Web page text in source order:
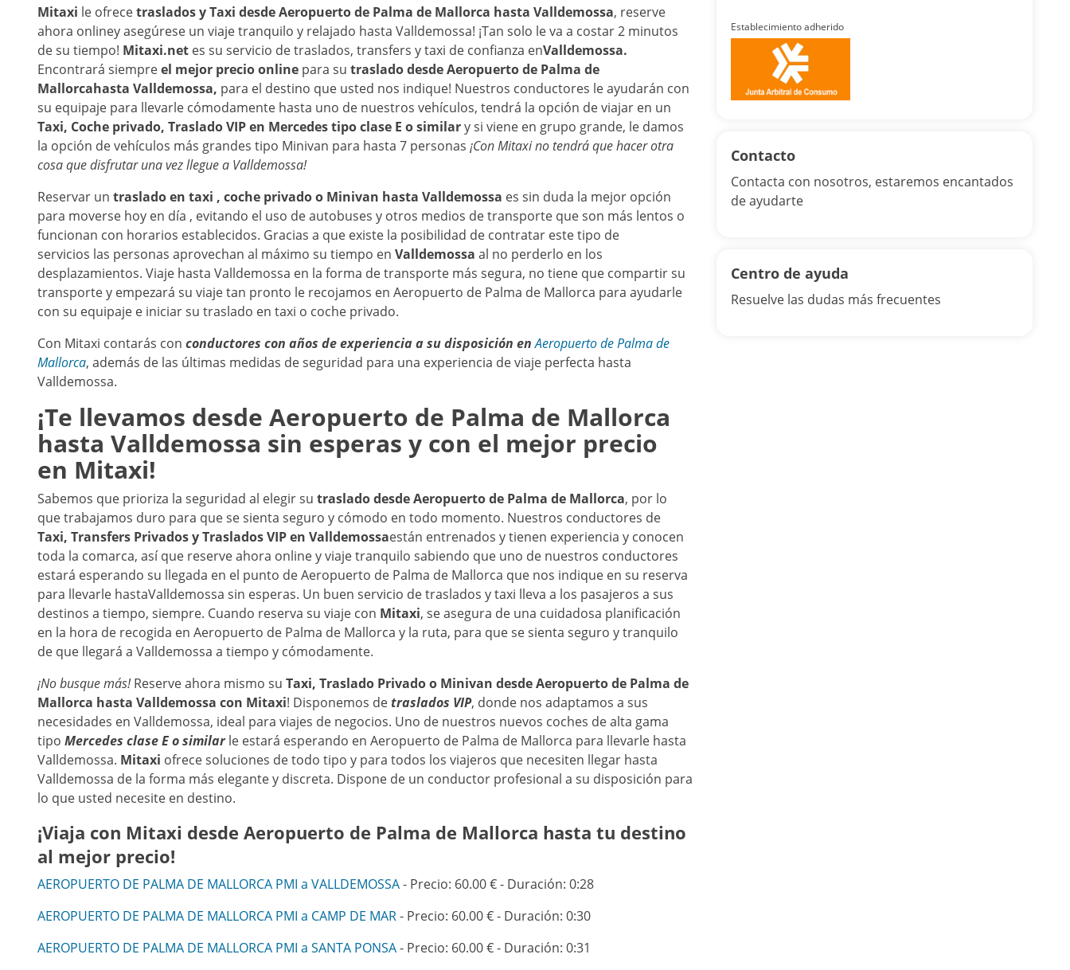
Mitaxi le ofrecetraslados y Taxi desdeAeropuerto de Palma de Mallorca hasta Valldemossa, reserve
ahora onliney asegúrese un viaje tranquilo y relajado hasta Valldemossa! ¡Tan solo le va a costar 2 minutos
de su tiempo! Mitaxi.net es su servicio de traslados, transfers y taxi de confianza enValldemossa.
Encontrará siempreel mejor precio online para su traslado desdeAeropuerto de Palma de
Mallorcahasta Valldemossa, para el destino que usted nos indique! Nuestros conductores le ayudarán con
su equipaje para llevarle cómodamente hasta uno de nuestros vehículos, tendrá la opción de viajar en un
Taxi, Coche privado, Traslado VIP en Mercedes tipo clase E o similary si viene en grupo grande, le damos
la opción de vehículos más grandes tipo Minivan para hasta 7 personas ¡Con Mitaxi no tendrá que hacer otra
cosa que disfrutar una vez llegue a Valldemossa!
Reservar un traslado en taxi , coche privado o Minivan hasta Valldemossa es sin duda la mejor opción
para moverse hoy en día , evitando el uso de autobuses y otros medios de transporte que son más lentos o
funcionan con horarios establecidos. Gracias a que existe la posibilidad de contratar este tipo de
servicios las personas aprovechan al máximo su tiempo en Valldemossa al no perderlo en los
desplazamientos. Viaje hasta Valldemossa en la forma de transporte más segura, no tiene que compartir su
transporte y empezará su viaje tan pronto le recojamos en Aeropuerto de Palma de Mallorca para ayudarle
con su equipaje e iniciar su traslado en taxi o coche privado.
Con Mitaxi contarás con conductores con años de experiencia a su disposición enAeropuerto de Palma de
Mallorca, además de las últimas medidas de seguridad para una experiencia de viaje perfecta hasta
Valldemossa.
¡Te llevamos desde Aeropuerto de Palma de Mallorca
hasta Valldemossa sin esperas y con el mejor precio
en Mitaxi!
Sabemos que prioriza la seguridad al elegir su traslado desdeAeropuerto de Palma de Mallorca, por lo
que trabajamos duro para que se sienta seguro y cómodo en todo momento. Nuestros conductores de
Taxi, Transfers Privados y Traslados VIP en Valldemossaestán entrenados y tienen experiencia y conocen
toda la comarca, así que reserve ahora online y viaje tranquilo sabiendo que uno de nuestros conductores
estará esperando su llegada en el punto de Aeropuerto de Palma de Mallorca que nos indique en su reserva
para llevarle hastaValldemossa sin esperas. Un buen servicio de traslados y taxi lleva a los pasajeros a sus
destinos a tiempo, siempre. Cuando reserva su viaje con Mitaxi, se asegura de una cuidadosa planificación
en la hora de recogida en Aeropuerto de Palma de Mallorca y la ruta, para que se sienta seguro y tranquilo
de que llegará a Valldemossa a tiempo y cómodamente.
¡No busque más!Reserve ahora mismo su Taxi, Traslado Privado o Minivan desdeAeropuerto de Palma de
Mallorca hasta Valldemossa con Mitaxi! Disponemos detraslados VIP, donde nos adaptamos a sus
necesidades en Valldemossa, ideal para viajes de negocios. Uno de nuestros nuevos coches de alta gama
tipo Mercedes clase E o similarle estará esperando en Aeropuerto de Palma de Mallorca para llevarle hasta
Valldemossa. Mitaxi ofrece soluciones de todo tipo y para todos los viajeros que necesiten llegar hasta
Valldemossa de la forma más elegante y discreta. Dispone de un conductor profesional a su disposición para
lo que usted necesite en destino.
¡Viaja con Mitaxi desde Aeropuerto de Palma de Mallorca hasta tu destino
al mejor precio!
AEROPUERTO DE PALMA DE MALLORCA PMI a VALLDEMOSSA- Precio: 60.00 € - Duración: 0:28
AEROPUERTO DE PALMA DE MALLORCA PMI a CAMP DE MAR- Precio: 60.00 € - Duración: 0:30
AEROPUERTO DE PALMA DE MALLORCA PMI a SANTA PONSA- Precio: 60.00 € - Duración: 0:31
Establecimiento adherido
Contacto
Contacta con nosotros, estaremos encantados
de ayudarte
Centro de ayuda
Resuelve las dudas más frecuentes